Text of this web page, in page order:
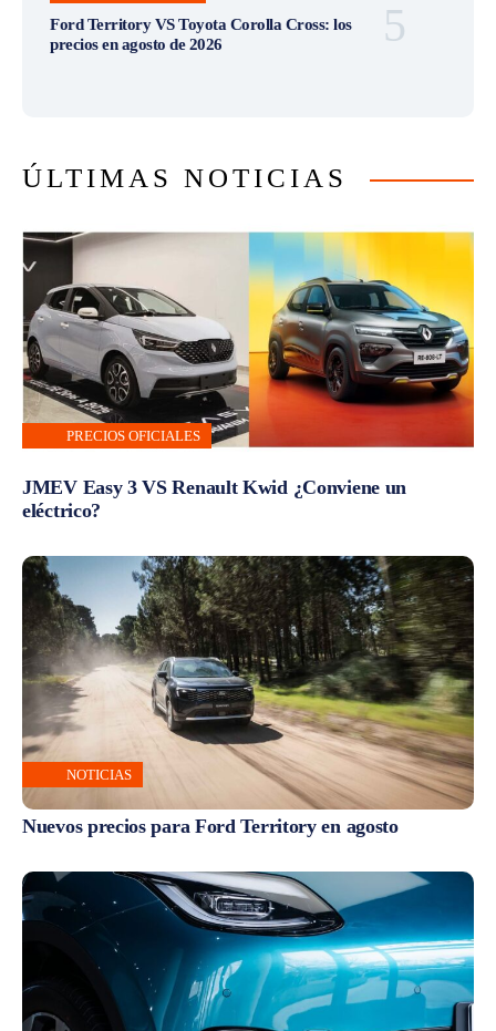
Ford Territory VS Toyota Corolla Cross: los
precios en agosto de 2026
ÚLTIMAS NOTICIAS
PRECIOS OFICIALES
JMEV Easy 3 VS Renault Kwid ¿Conviene un
eléctrico?
NOTICIAS
Nuevos precios para Ford Territory en agosto